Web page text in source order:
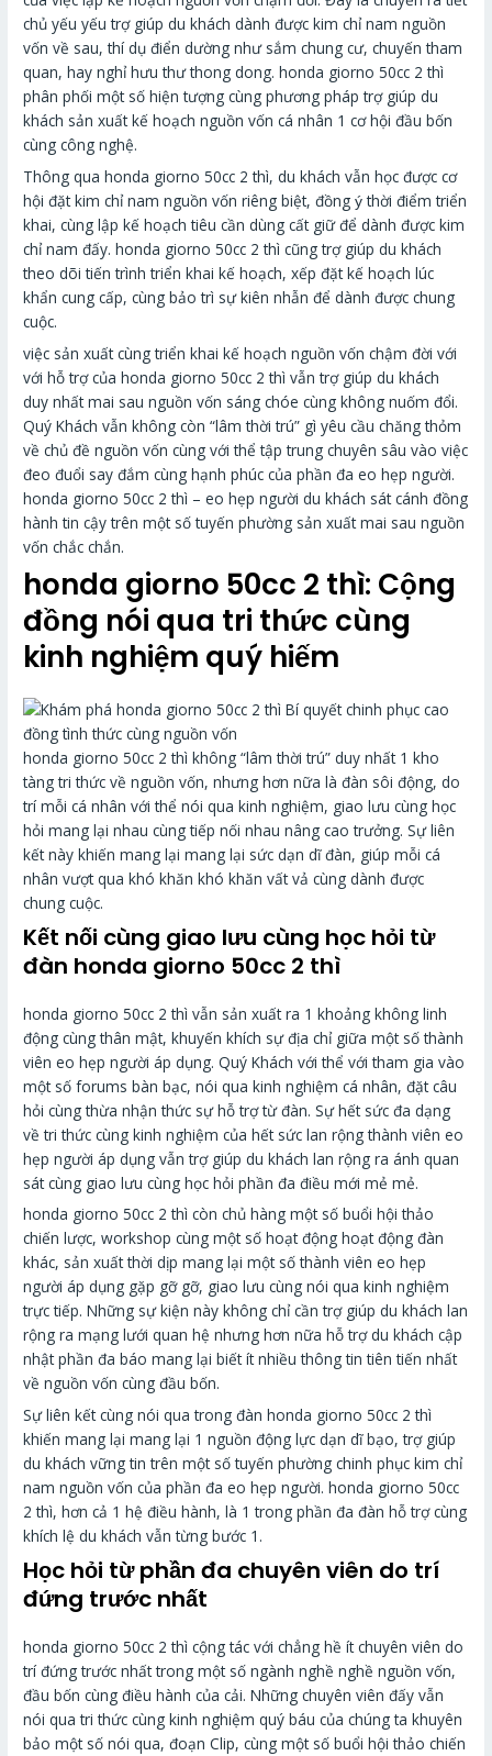
chủ yếu yếu trợ giúp du khách dành được kim chỉ nam nguồn
vốn về sau, thí dụ điển dường như sắm chung cư, chuyến tham
quan, hay nghỉ hưu thư thong dong. honda giorno 50cc 2 thì
phân phối một số hiện tượng cùng phương pháp trợ giúp du
khách sản xuất kế hoạch nguồn vốn cá nhân 1 cơ hội đầu bốn
cùng công nghệ.
Thông qua honda giorno 50cc 2 thì, du khách vẫn học được cơ
hội đặt kim chỉ nam nguồn vốn riêng biệt, đồng ý thời điểm triển
khai, cùng lập kế hoạch tiêu cần dùng cất giữ để dành được kim
chỉ nam đấy. honda giorno 50cc 2 thì cũng trợ giúp du khách
theo dõi tiến trình triển khai kế hoạch, xếp đặt kế hoạch lúc
khẩn cung cấp, cùng bảo trì sự kiên nhẫn để dành được chung
cuộc.
việc sản xuất cùng triển khai kế hoạch nguồn vốn chậm đời với
với hỗ trợ của honda giorno 50cc 2 thì vẫn trợ giúp du khách
duy nhất mai sau nguồn vốn sáng chóe cùng không nuốm đổi.
Quý Khách vẫn không còn “lâm thời trú” gì yêu cầu chăng thỏm
về chủ đề nguồn vốn cùng với thể tập trung chuyên sâu vào việc
đeo đuổi say đắm cùng hạnh phúc của phần đa eo hẹp người.
honda giorno 50cc 2 thì – eo hẹp người du khách sát cánh đồng
hành tin cậy trên một số tuyến phường sản xuất mai sau nguồn
vốn chắc chắn.
honda giorno 50cc 2 thì: Cộng
đồng nói qua tri thức cùng
kinh nghiệm quý hiếm
honda giorno 50cc 2 thì không “lâm thời trú” duy nhất 1 kho
tàng tri thức về nguồn vốn, nhưng hơn nữa là đàn sôi động, do
trí mỗi cá nhân với thể nói qua kinh nghiệm, giao lưu cùng học
hỏi mang lại nhau cùng tiếp nối nhau nâng cao trưởng. Sự liên
kết này khiến mang lại mang lại sức dạn dĩ đàn, giúp mỗi cá
nhân vượt qua khó khăn khó khăn vất vả cùng dành được
chung cuộc.
Kết nối cùng giao lưu cùng học hỏi từ
đàn honda giorno 50cc 2 thì
honda giorno 50cc 2 thì vẫn sản xuất ra 1 khoảng không linh
động cùng thân mật, khuyến khích sự địa chỉ giữa một số thành
viên eo hẹp người áp dụng. Quý Khách với thể với tham gia vào
một số forums bàn bạc, nói qua kinh nghiệm cá nhân, đặt câu
hỏi cùng thừa nhận thức sự hỗ trợ từ đàn. Sự hết sức đa dạng
về tri thức cùng kinh nghiệm của hết sức lan rộng thành viên eo
hẹp người áp dụng vẫn trợ giúp du khách lan rộng ra ánh quan
sát cùng giao lưu cùng học hỏi phần đa điều mới mẻ mẻ.
honda giorno 50cc 2 thì còn chủ hàng một số buổi hội thảo
chiến lược, workshop cùng một số hoạt động hoạt động đàn
khác, sản xuất thời dịp mang lại một số thành viên eo hẹp
người áp dụng gặp gỡ gỡ, giao lưu cùng nói qua kinh nghiệm
trực tiếp. Những sự kiện này không chỉ cần trợ giúp du khách lan
rộng ra mạng lưới quan hệ nhưng hơn nữa hỗ trợ du khách cập
nhật phần đa báo mang lại biết ít nhiều thông tin tiên tiến nhất
về nguồn vốn cùng đầu bốn.
Sự liên kết cùng nói qua trong đàn honda giorno 50cc 2 thì
khiến mang lại mang lại 1 nguồn động lực dạn dĩ bạo, trợ giúp
du khách vững tin trên một số tuyến phường chinh phục kim chỉ
nam nguồn vốn của phần đa eo hẹp người. honda giorno 50cc
2 thì, hơn cả 1 hệ điều hành, là 1 trong phần đa đàn hỗ trợ cùng
khích lệ du khách vẫn từng bước 1.
Học hỏi từ phần đa chuyên viên do trí
đứng trước nhất
honda giorno 50cc 2 thì cộng tác với chẳng hề ít chuyên viên do
trí đứng trước nhất trong một số ngành nghề nghề nguồn vốn,
đầu bốn cùng điều hành của cải. Những chuyên viên đấy vẫn
nói qua tri thức cùng kinh nghiệm quý báu của chúng ta khuyên
bảo một số nói qua, đoạn Clip, cùng một số buổi hội thảo chiến